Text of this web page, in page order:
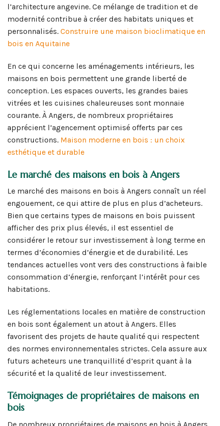
l’architecture angevine. Ce mélange de tradition et de
modernité contribue à créer des habitats uniques et
personnalisés. Construire une maison bioclimatique en
bois en Aquitaine
En ce qui concerne les aménagements intérieurs, les
maisons en bois permettent une grande liberté de
conception. Les espaces ouverts, les grandes baies
vitrées et les cuisines chaleureuses sont monnaie
courante. À Angers, de nombreux propriétaires
apprécient l’agencement optimisé offerts par ces
constructions. Maison moderne en bois : un choix
esthétique et durable
Le marché des maisons en bois à Angers
Le marché des maisons en bois à Angers connaît un réel
engouement, ce qui attire de plus en plus d’acheteurs.
Bien que certains types de maisons en bois puissent
afficher des prix plus élevés, il est essentiel de
considérer le retour sur investissement à long terme en
termes d’économies d’énergie et de durabilité. Les
tendances actuelles vont vers des constructions à faible
consommation d’énergie, renforçant l’intérêt pour ces
habitations.
Les réglementations locales en matière de construction
en bois sont également un atout à Angers. Elles
favorisent des projets de haute qualité qui respectent
des normes environnementales strictes. Cela assure aux
futurs acheteurs une tranquillité d’esprit quant à la
sécurité et la qualité de leur investissement.
Témoignages de propriétaires de maisons en
bois
De nombreux propriétaires de maisons en bois à Angers